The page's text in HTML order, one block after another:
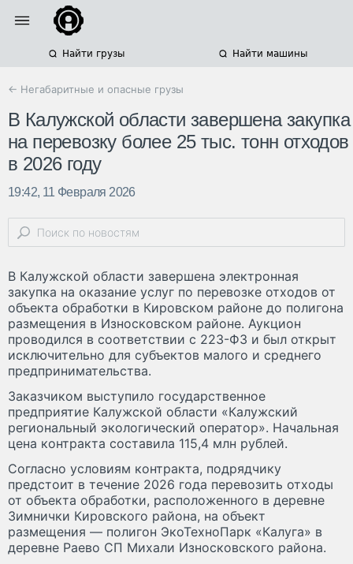
Найти грузы Найти машины
← Негабаритные и опасные грузы
В Калужской области завершена закупка
на перевозку более 25 тыс. тонн отходов
в 2026 году
19:42, 11 Февраля 2026
В Калужской области завершена электронная
закупка на оказание услуг по перевозке отходов от
объекта обработки в Кировском районе до полигона
размещения в Износковском районе. Аукцион
проводился в соответствии с 223-ФЗ и был открыт
исключительно для субъектов малого и среднего
предпринимательства.
Заказчиком выступило государственное
предприятие Калужской области «Калужский
региональный экологический оператор». Начальная
цена контракта составила 115,4 млн рублей.
Согласно условиям контракта, подрядчику
предстоит в течение 2026 года перевозить отходы
от объекта обработки, расположенного в деревне
Зимнички Кировского района, на объект
размещения — полигон ЭкоТехноПарк «Калуга» в
деревне Раево СП Михали Износковского района.